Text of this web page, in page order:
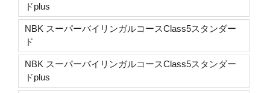
ドplus
NBK スーパーバイリンガルコースClass5スタンダー
ド
NBK スーパーバイリンガルコースClass5スタンダー
ドplus